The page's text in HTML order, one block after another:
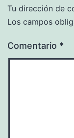
Tu dirección de
Los campos
Comentario *